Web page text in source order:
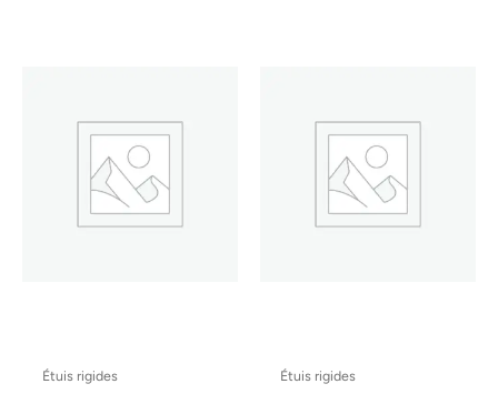
Étuis rigides Étuis rigides